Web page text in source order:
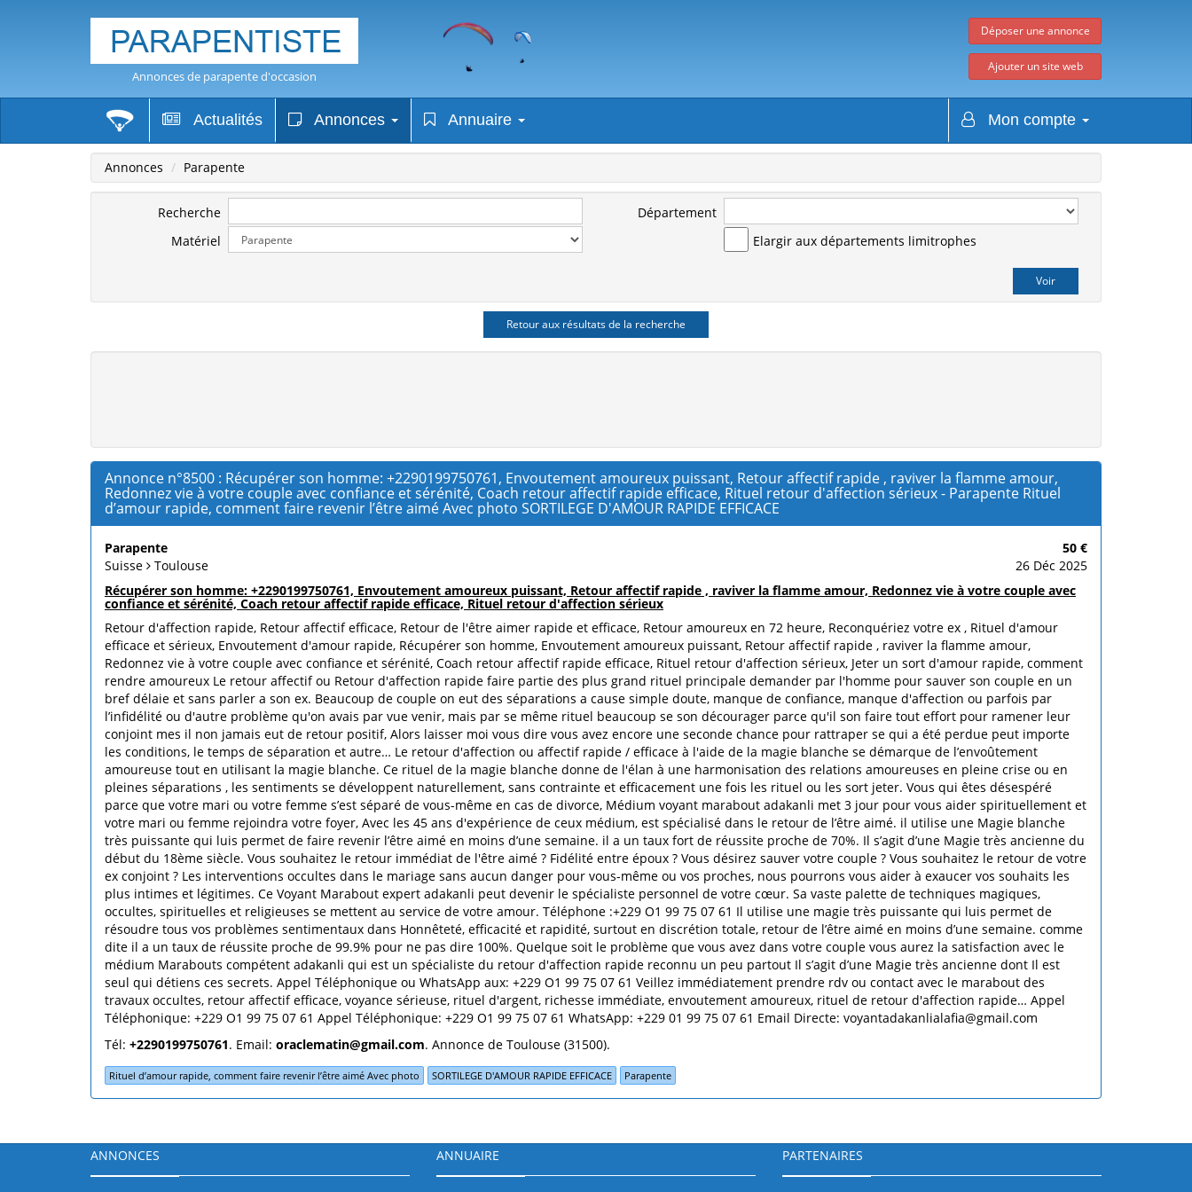
Annonces de parapente d'occasion
Déposer une annonce
Ajouter un site web
Actualités Annonces Annuaire Mon compte
Annonces Parapente
Recherche
Matériel
Département
Elargir aux départements limitrophes
Retour aux résultats de la recherche
Annonce n°8500 : Récupérer son homme: +2290199750761, Envoutement amoureux puissant, Retour affectif rapide , raviver la flamme amour,
Redonnez vie à votre couple avec confiance et sérénité, Coach retour affectif rapide efficace, Rituel retour d'affection sérieux - Parapente Rituel
d’amour rapide, comment faire revenir l’être aimé Avec photo SORTILEGE D'AMOUR RAPIDE EFFICACE
Parapente
50 €
Suisse
Toulouse
26 Déc 2025
Récupérer son homme: +2290199750761, Envoutement amoureux puissant, Retour affectif rapide , raviver la flamme amour, Redonnez vie à votre couple avec
confiance et sérénité, Coach retour affectif rapide efficace, Rituel retour d'affection sérieux
Retour d'affection rapide, Retour affectif efficace, Retour de l'être aimer rapide et efficace, Retour amoureux en 72 heure, Reconquériez votre ex , Rituel d'amour
efficace et sérieux, Envoutement d'amour rapide, Récupérer son homme, Envoutement amoureux puissant, Retour affectif rapide , raviver la flamme amour,
Redonnez vie à votre couple avec confiance et sérénité, Coach retour affectif rapide efficace, Rituel retour d'affection sérieux, Jeter un sort d'amour rapide, comment
rendre amoureux Le retour affectif ou Retour d'affection rapide faire partie des plus grand rituel principale demander par l'homme pour sauver son couple en un
bref délaie et sans parler a son ex. Beaucoup de couple on eut des séparations a cause simple doute, manque de confiance, manque d'affection ou parfois par
l’infidélité ou d'autre problème qu'on avais par vue venir, mais par se même rituel beaucoup se son décourager parce qu'il son faire tout effort pour ramener leur
conjoint mes il non jamais eut de retour positif, Alors laisser moi vous dire vous avez encore une seconde chance pour rattraper se qui a été perdue peut importe
les conditions, le temps de séparation et autre… Le retour d'affection ou affectif rapide / efficace à l'aide de la magie blanche se démarque de l’envoûtement
amoureuse tout en utilisant la magie blanche. Ce rituel de la magie blanche donne de l'élan à une harmonisation des relations amoureuses en pleine crise ou en
pleines séparations , les sentiments se développent naturellement, sans contrainte et efficacement une fois les rituel ou les sort jeter. Vous qui êtes désespéré
parce que votre mari ou votre femme s’est séparé de vous-même en cas de divorce, Médium voyant marabout adakanli met 3 jour pour vous aider spirituellement et
votre mari ou femme rejoindra votre foyer, Avec les 45 ans d'expérience de ceux médium, est spécialisé dans le retour de l’être aimé. il utilise une Magie blanche
très puissante qui luis permet de faire revenir l’être aimé en moins d’une semaine. il a un taux fort de réussite proche de 70%. Il s’agit d’une Magie très ancienne du
début du 18ème siècle. Vous souhaitez le retour immédiat de l'être aimé ? Fidélité entre époux ? Vous désirez sauver votre couple ? Vous souhaitez le retour de votre
ex conjoint ? Les interventions occultes dans le mariage sans aucun danger pour vous-même ou vos proches, nous pourrons vous aider à exaucer vos souhaits les
plus intimes et légitimes. Ce Voyant Marabout expert adakanli peut devenir le spécialiste personnel de votre cœur. Sa vaste palette de techniques magiques,
occultes, spirituelles et religieuses se mettent au service de votre amour. Téléphone :+229 O1 99 75 07 61 Il utilise une magie très puissante qui luis permet de
résoudre tous vos problèmes sentimentaux dans Honnêteté, efficacité et rapidité, surtout en discrétion totale, retour de l’être aimé en moins d’une semaine. comme
dite il a un taux de réussite proche de 99.9% pour ne pas dire 100%. Quelque soit le problème que vous avez dans votre couple vous aurez la satisfaction avec le
médium Marabouts compétent adakanli qui est un spécialiste du retour d'affection rapide reconnu un peu partout Il s’agit d’une Magie très ancienne dont Il est
seul qui détiens ces secrets. Appel Téléphonique ou WhatsApp aux: +229 O1 99 75 07 61 Veillez immédiatement prendre rdv ou contact avec le marabout des
travaux occultes, retour affectif efficace, voyance sérieuse, rituel d'argent, richesse immédiate, envoutement amoureux, rituel de retour d'affection rapide… Appel
Téléphonique: +229 O1 99 75 07 61 Appel Téléphonique: +229 O1 99 75 07 61 WhatsApp: +229 01 99 75 07 61 Email Directe: voyantadakanlialafia@gmail.com
Tél: +2290199750761. Email: oraclematin@gmail.com. Annonce de Toulouse (31500).
Rituel d’amour rapide, comment faire revenir l’être aimé Avec photo SORTILEGE D'AMOUR RAPIDE EFFICACE Parapente
ANNONCES ANNUAIRE PARTENAIRES